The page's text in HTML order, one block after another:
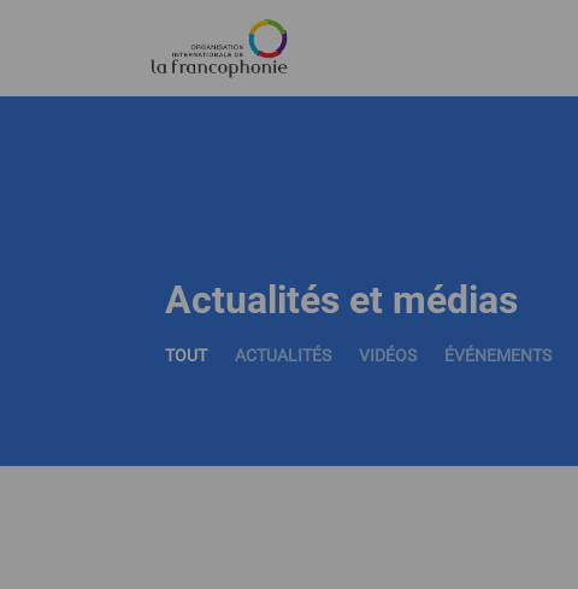
principal
Actualités et médias
TOUT ACTUALITÉS VIDÉOS ÉVÉNEMENTS